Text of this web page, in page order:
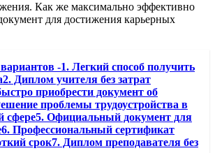
Как же максимально эффективно
для достижения карьерных
-1. Легкий способ получить
Диплом учителя без затрат
приобрести документ об
проблемы трудоустройства в
сфере5. Официальный документ для
Профессиональный сертификат
срок7. Диплом преподавателя без